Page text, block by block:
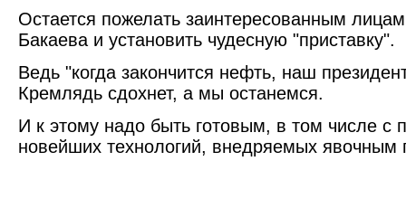
Остается пожелать заинтересованным
Бакаева и установить чудесную "приставку".
Ведь "когда закончится нефть, наш
Кремлядь сдохнет, а мы останемся.
И к этому надо быть готовым, в том числе с
новейших технологий, внедряемых явочным